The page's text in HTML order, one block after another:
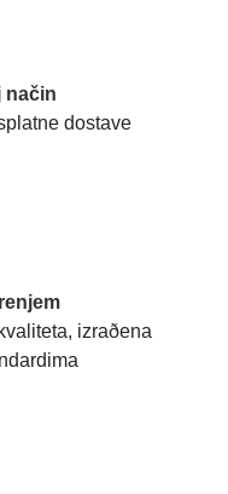
način
dostave
izraðena